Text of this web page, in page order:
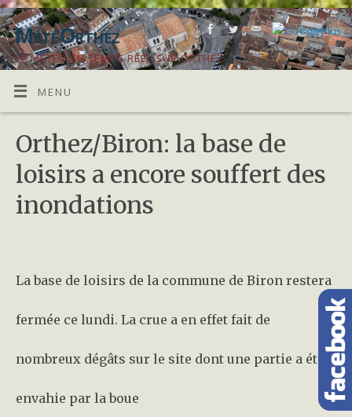
MétéOrthez
LA MÉTÉO EN TEMPS RÉEL SUR ORTHEZ
MENU
Orthez/Biron: la base de
loisirs a encore souffert des
inondations
La base de loisirs de la commune de Biron restera
fermée ce lundi. La crue a en effet fait de
nombreux dégâts sur le site dont une partie a été
envahie par la boue